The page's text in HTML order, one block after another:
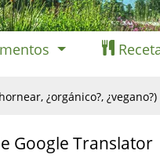
¿orgánico?, ¿vegano?)
Google Translator